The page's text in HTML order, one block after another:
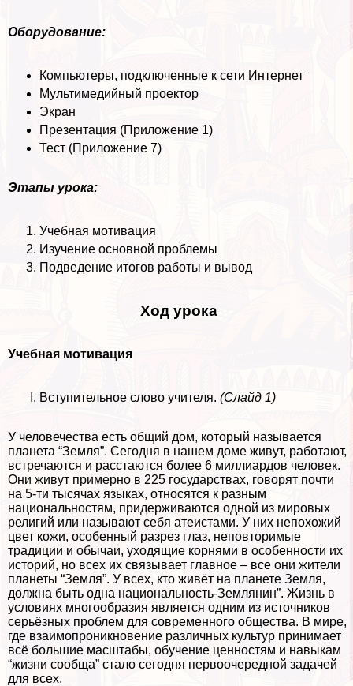
Оборудование:
Компьютеры, подключенные к сети Интернет
Мультимедийный проектор
Экран
Презентация (Приложение 1)
Тест (Приложение 7)
Этапы урока:
Учебная мотивация
Изучение основной проблемы
Подведение итогов работы и вывод
Ход урока
Учебная мотивация
Вступительное слово учителя. (Слайд 1)
У человечества есть общий дом, который называется
планета “Земля”. Сегодня в нашем доме живут, работают,
встречаются и расстаются более 6 миллиардов человек.
Они живут примерно в 225 государствах, говорят почти
на 5-ти тысячах языках, относятся к разным
национальностям, придерживаются одной из мировых
религий или называют себя атеистами. У них непохожий
цвет кожи, особенный разрез глаз, неповторимые
традиции и обычаи, уходящие корнями в особенности их
историй, но всех их связывает главное – все они жители
планеты “Земля”. У всех, кто живёт на планете Земля,
должна быть одна национальность-Землянин”. Жизнь в
условиях многообразия является одним из источников
серьёзных проблем для современного общества. В мире,
где взаимопроникновение различных культур принимает
всё большие масштабы, обучение ценностям и навыкам
“жизни сообща” стало сегодня первоочередной задачей
для всех.